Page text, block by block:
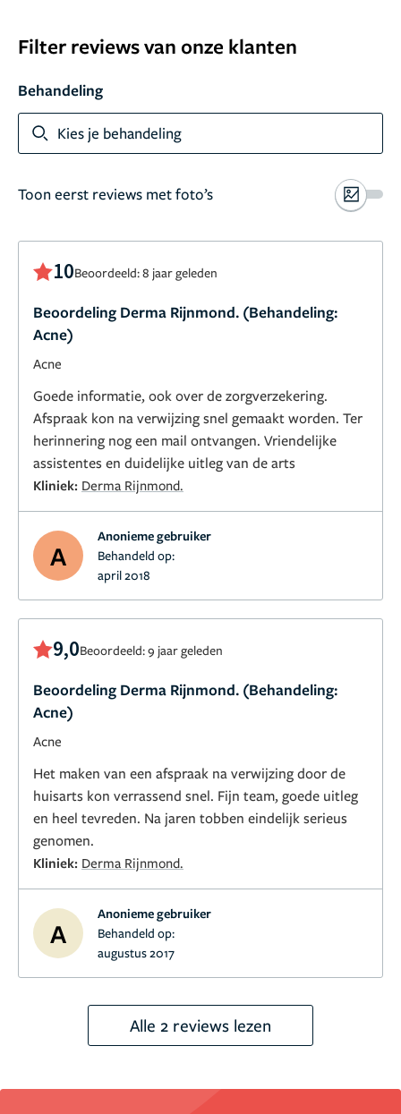
Filter reviews van onze klanten
Behandeling
Kies je behandeling
Toon eerst reviews met foto’s
10Beoordeeld: 8 jaar geleden
Beoordeling Derma Rijnmond. (Behandeling:
Acne)
Acne
Goede informatie, ook over de zorgverzekering.
Afspraak kon na verwijzing snel gemaakt worden. Ter
herinnering nog een mail ontvangen. Vriendelijke
assistentes en duidelijke uitleg van de arts
Kliniek: Derma Rijnmond.
A
Anonieme gebruiker
Behandeld op:
april 2018
9,0Beoordeeld: 9 jaar geleden
Beoordeling Derma Rijnmond. (Behandeling:
Acne)
Acne
Het maken van een afspraak na verwijzing door de
huisarts kon verrassend snel. Fijn team, goede uitleg
en heel tevreden. Na jaren tobben eindelijk serieus
genomen.
Kliniek: Derma Rijnmond.
A
Anonieme gebruiker
Behandeld op:
augustus 2017
Alle 2 reviews lezen